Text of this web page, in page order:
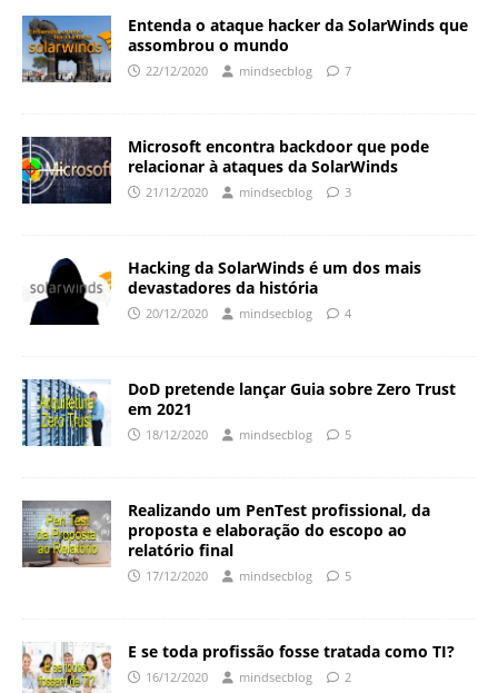
Entenda o ataque hacker da SolarWinds que
assombrou o mundo
22/12/2020 mindsecblog 7
Microsoft encontra backdoor que pode
relacionar à ataques da SolarWinds
21/12/2020 mindsecblog 3
Hacking da SolarWinds é um dos mais
devastadores da história
20/12/2020 mindsecblog 4
DoD pretende lançar Guia sobre Zero Trust
em 2021
18/12/2020 mindsecblog 5
Realizando um PenTest profissional, da
proposta e elaboração do escopo ao
relatório final
17/12/2020 mindsecblog 5
E se toda profissão fosse tratada como TI?
16/12/2020 mindsecblog 2